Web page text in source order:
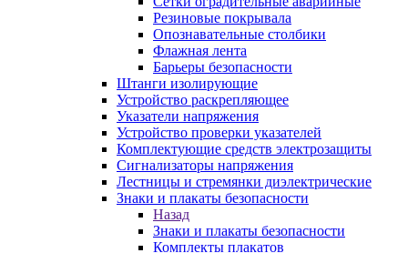
Резиновые покрывала
Опознавательные столбики
Флажная лента
Барьеры безопасности
Штанги изолирующие
Устройство раскрепляющее
Указатели напряжения
Устройство проверки указателей
Комплектующие средств электрозащиты
Сигнализаторы напряжения
Лестницы и стремянки диэлектрические
Знаки и плакаты безопасности
Назад
Знаки и плакаты безопасности
Комплекты плакатов